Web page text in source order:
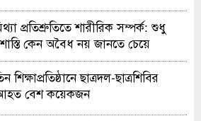
প্রতিশ্রুতিতে শারীরিক সম্পর্ক: শুধু
কেন অবৈধ নয় জানতে চেয়ে
রুল
শিক্ষাপ্রতিষ্ঠানে ছাত্রদল-ছাত্রশিবির
বেশ কয়েকজন